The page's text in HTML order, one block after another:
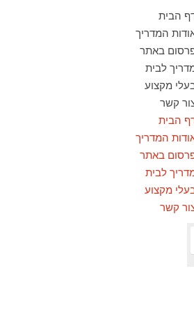
הבית
המדריך
באתר
לבית
מקצוע
קשר
הבית
המדריך
באתר
לבית
מקצוע
קשר